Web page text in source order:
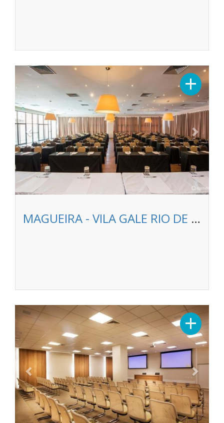
+
Previous Next
MAGUEIRA - VILA GALE RIO DE JANEIRO
+
Previous Next